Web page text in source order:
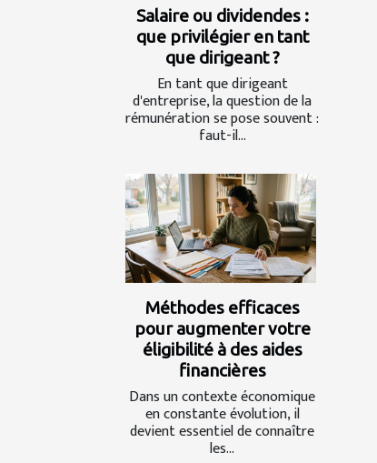
Salaire ou dividendes :
que privilégier en tant
que dirigeant ?
En tant que dirigeant
d'entreprise, la question de la
rémunération se pose souvent :
faut-il...
Méthodes efficaces
pour augmenter votre
éligibilité à des aides
financières
Dans un contexte économique
en constante évolution, il
devient essentiel de connaître
les...